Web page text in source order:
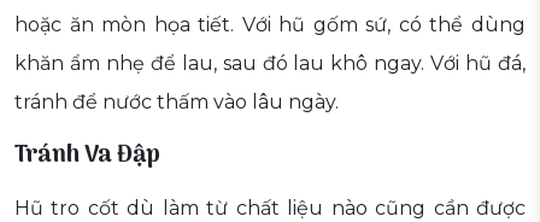
hoặc ăn mòn họa tiết. Với hũ gốm sứ, có thể dùng
khăn ẩm nhẹ để lau, sau đó lau khô ngay. Với hũ đá,
tránh để nước thấm vào lâu ngày.
Tránh Va Đập
Hũ tro cốt dù làm từ chất liệu nào cũng cần được